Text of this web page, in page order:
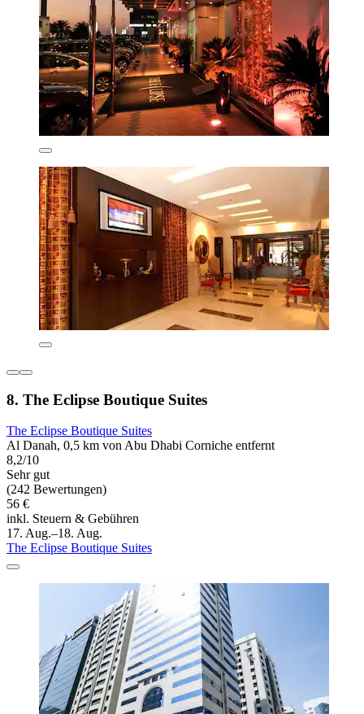
8. The Eclipse Boutique Suites
The Eclipse Boutique Suites
Al Danah, 0,5 km von Abu Dhabi Corniche entfernt
8,2/10
Sehr gut
(242 Bewertungen)
56 €
inkl. Steuern & Gebühren
17. Aug.–18. Aug.
The Eclipse Boutique Suites